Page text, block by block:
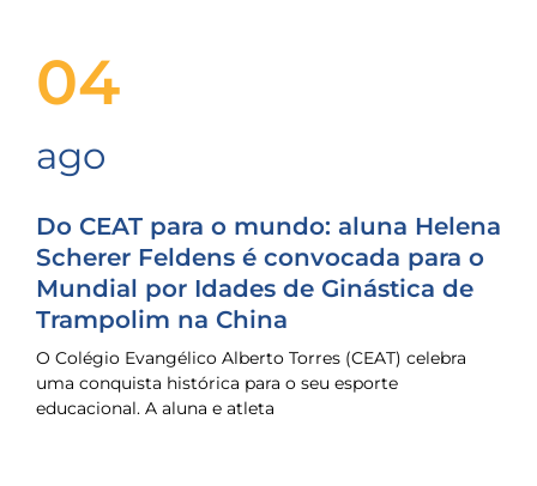
04
ago
Do CEAT para o mundo: aluna Helena
Scherer Feldens é convocada para o
Mundial por Idades de Ginástica de
Trampolim na China
O Colégio Evangélico Alberto Torres (CEAT) celebra
uma conquista histórica para o seu esporte
educacional. A aluna e atleta